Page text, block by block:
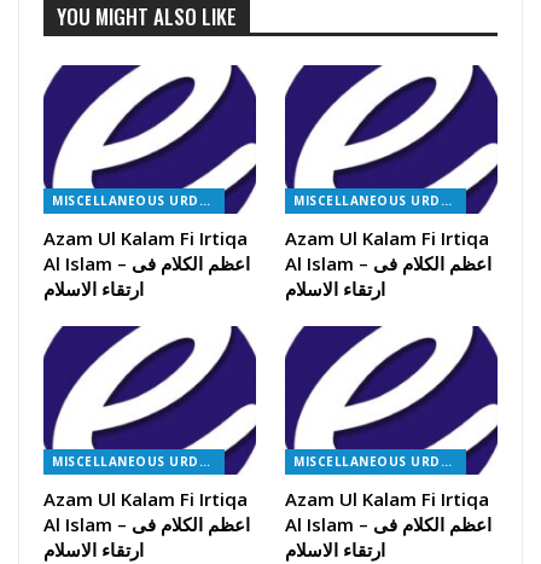
YOU MIGHT ALSO LIKE
MISCELLANEOUS URDU BOOKS
Azam Ul Kalam Fi Irtiqa
Al Islam – اعظم الکلام فی
ارتقاء الاسلام
MISCELLANEOUS URDU BOOKS
Azam Ul Kalam Fi Irtiqa
Al Islam – اعظم الکلام فی
ارتقاء الاسلام
MISCELLANEOUS URDU BOOKS
Azam Ul Kalam Fi Irtiqa
Al Islam – اعظم الکلام فی
ارتقاء الاسلام
MISCELLANEOUS URDU BOOKS
Azam Ul Kalam Fi Irtiqa
Al Islam – اعظم الکلام فی
ارتقاء الاسلام